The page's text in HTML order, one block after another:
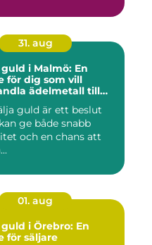
31. aug
i Malmö: En
för dig som vill
ädelmetall till
guld är ett beslut
ge både snabb
och en chans att
01. aug
i Örebro: En
för säljare